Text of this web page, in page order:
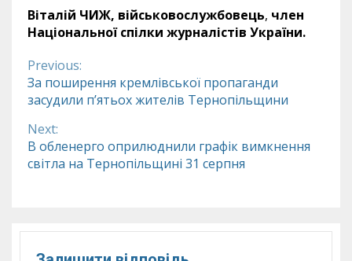
Віталій ЧИЖ, військовослужбовець, член
Національної спілки журналістів України.
Continue
Reading
Previous:
За поширення кремлівської пропаганди
засудили п’ятьох жителів Тернопільщини
Next:
В обленерго оприлюднили графік вимкнення
світла на Тернопільщині 31 серпня